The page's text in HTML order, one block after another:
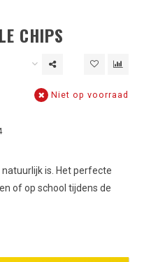
CHIPS
Niet op voorraad
is. Het perfecte
of op school tijdens de